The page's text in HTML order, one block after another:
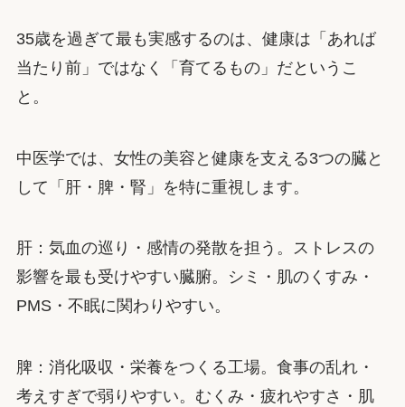
35歳を過ぎて最も実感するのは、健康は「あれば
当たり前」ではなく「育てるもの」だというこ
と。
中医学では、女性の美容と健康を支える3つの臓と
して「肝・脾・腎」を特に重視します。
肝：気血の巡り・感情の発散を担う。ストレスの
影響を最も受けやすい臓腑。シミ・肌のくすみ・
PMS・不眠に関わりやすい。
脾：消化吸収・栄養をつくる工場。食事の乱れ・
考えすぎで弱りやすい。むくみ・疲れやすさ・肌